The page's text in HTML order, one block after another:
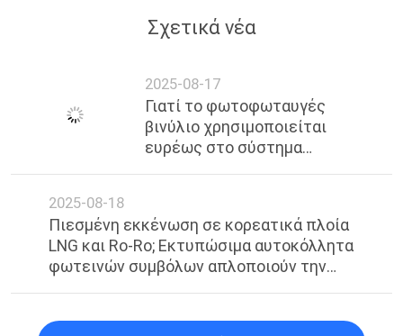
Σχετικά νέα
2025-08-17
Γιατί το φωτοφωταυγές
βινύλιο χρησιμοποιείται
ευρέως στο σύστημα
2025-08-18
Πιεσμένη εκκένωση σε κορεατικά πλοία
LNG και Ro-Ro; Εκτυπώσιμα αυτοκόλλητα
φωτεινών συμβόλων απλοποιούν την